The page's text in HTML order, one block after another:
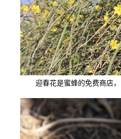
迎春花是蜜蜂的免费商店